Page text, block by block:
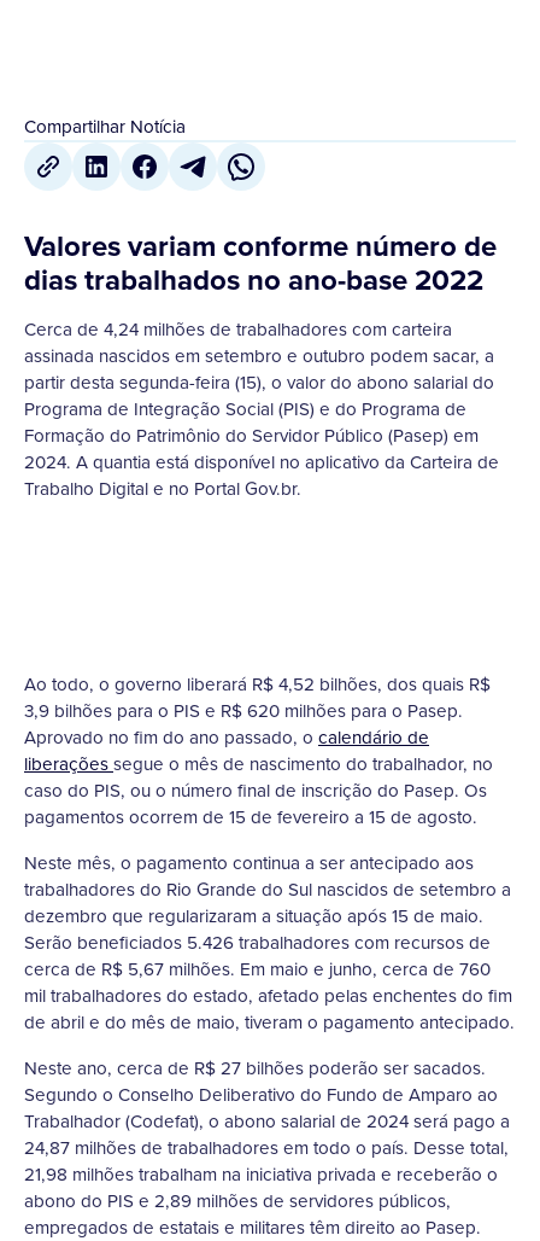
Compartilhar Notícia
Valores variam conforme número de
dias trabalhados no ano-base 2022
Cerca de 4,24 milhões de trabalhadores com carteira
assinada nascidos em setembro e outubro podem sacar, a
partir desta segunda-feira (15), o valor do abono salarial do
Programa de Integração Social (PIS) e do Programa de
Formação do Patrimônio do Servidor Público (Pasep) em
2024. A quantia está disponível no aplicativo da Carteira de
Trabalho Digital e no Portal Gov.br.
Ao todo, o governo liberará R$ 4,52 bilhões, dos quais R$
3,9 bilhões para o PIS e R$ 620 milhões para o Pasep.
Aprovado no fim do ano passado, o calendário de
liberaçõessegue o mês de nascimento do trabalhador, no
caso do PIS, ou o número final de inscrição do Pasep. Os
pagamentos ocorrem de 15 de fevereiro a 15 de agosto.
Neste mês, o pagamento continua a ser antecipado aos
trabalhadores do Rio Grande do Sul nascidos de setembro a
dezembro que regularizaram a situação após 15 de maio.
Serão beneficiados 5.426 trabalhadores com recursos de
cerca de R$ 5,67 milhões. Em maio e junho, cerca de 760
mil trabalhadores do estado, afetado pelas enchentes do fim
de abril e do mês de maio, tiveram o pagamento antecipado.
Neste ano, cerca de R$ 27 bilhões poderão ser sacados.
Segundo o Conselho Deliberativo do Fundo de Amparo ao
Trabalhador (Codefat), o abono salarial de 2024 será pago a
24,87 milhões de trabalhadores em todo o país. Desse total,
21,98 milhões trabalham na iniciativa privada e receberão o
abono do PIS e 2,89 milhões de servidores públicos,
empregados de estatais e militares têm direito ao Pasep.